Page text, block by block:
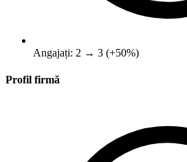
Angajați: 2 → 3 (+50%)
Profil firmă